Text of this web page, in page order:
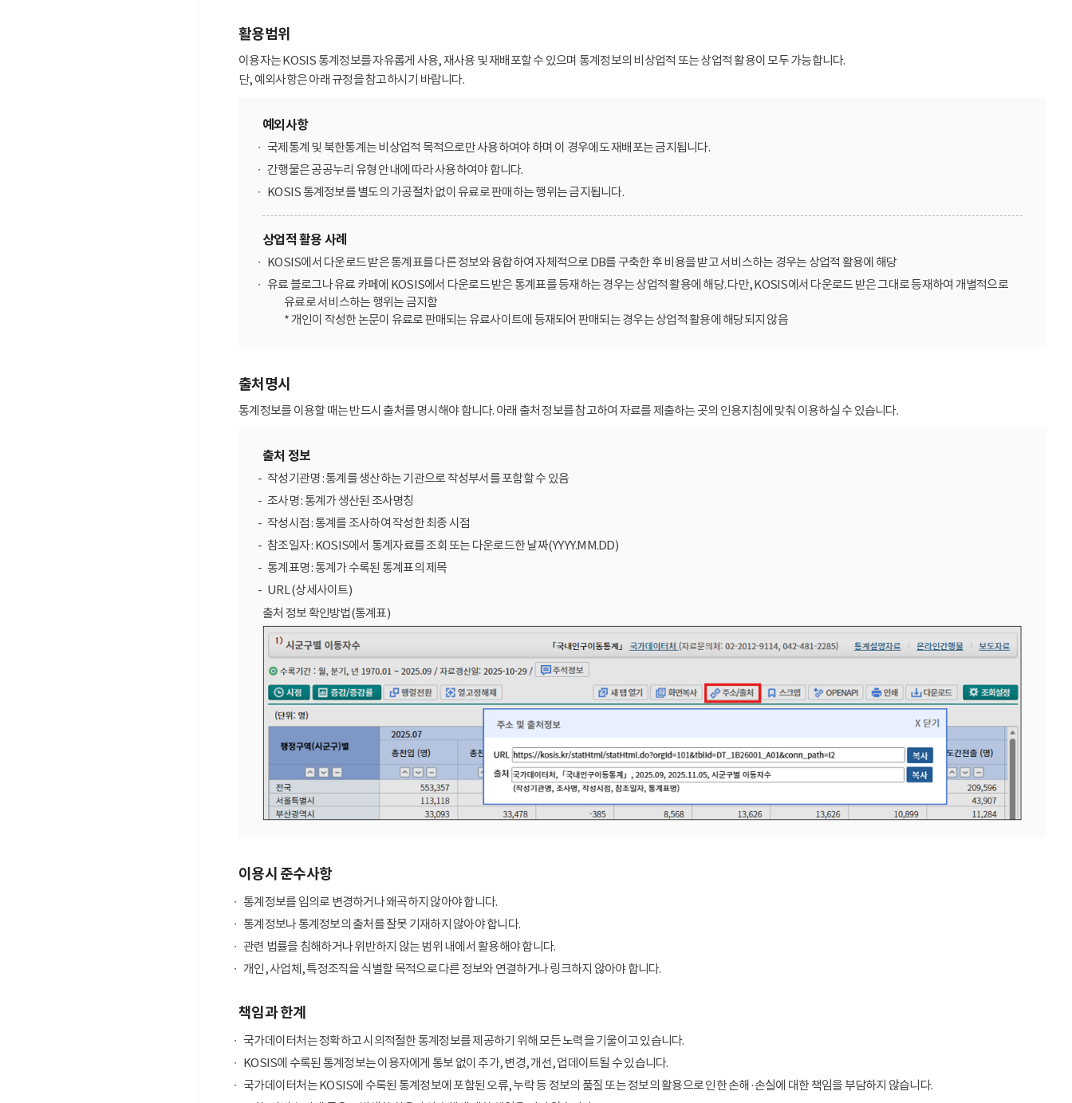
활용범위
이용자는 KOSIS 통계정보를 자유롭게 사용, 재사용 및 재배포할 수 있으며 통계정보의 비상업적 또는 상업적 활용이 모두 가능합니다.
단, 예외사항은 아래 규정을 참고하시기 바랍니다.
예외사항
국제통계 및 북한통계는 비상업적 목적으로만 사용하여야 하며 이 경우에도 재배포는 금지됩니다.
간행물은 공공누리 유형 안내에 따라 사용하여야 합니다.
KOSIS 통계정보를 별도의 가공절차 없이 유료로 판매하는 행위는 금지됩니다.
상업적 활용 사례
KOSIS에서 다운로드 받은 통계표를 다른 정보와 융합하여 자체적으로 DB를 구축한 후 비용을 받고 서비스하는 경우는 상업적 활용에 해당
유료 블로그나 유료 카페에 KOSIS에서 다운로드 받은 통계표를 등재하는 경우는 상업적 활용에 해당. 다만, KOSIS에서 다운로드 받은 그대로 등재하여 개별적으로
유료로 서비스하는 행위는 금지함
* 개인이 작성한 논문이 유료로 판매되는 유료사이트에 등재되어 판매되는 경우는 상업적 활용에 해당되지 않음
출처명시
통계정보를 이용할 때는 반드시 출처를 명시해야 합니다. 아래 출처 정보를 참고하여 자료를 제출하는 곳의 인용지침에 맞춰 이용하실 수 있습니다.
출처 정보
작성기관명 : 통계를 생산하는 기관으로 작성부서를 포함할 수 있음
조사명 : 통계가 생산된 조사명칭
작성시점 : 통계를 조사하여 작성한 최종 시점
참조일자 : KOSIS에서 통계자료를 조회 또는 다운로드한 날짜(YYYY.MM.DD)
통계표명 : 통계가 수록된 통계표의 제목
URL (상세사이트)
출처 정보 확인방법(통계표)
이용시 준수사항
통계정보를 임의로 변경하거나 왜곡하지 않아야 합니다.
통계정보나 통계정보의 출처를 잘못 기재하지 않아야 합니다.
관련 법률을 침해하거나 위반하지 않는 범위 내에서 활용해야 합니다.
개인, 사업체, 특정조직을 식별할 목적으로 다른 정보와 연결하거나 링크하지 않아야 합니다.
책임과 한계
국가데이터처는 정확하고 시의적절한 통계정보를 제공하기 위해 모든 노력을 기울이고 있습니다.
KOSIS에 수록된 통계정보는 이용자에게 통보 없이 추가, 변경, 개선, 업데이트될 수 있습니다.
국가데이터처는 KOSIS에 수록된 통계정보에 포함된 오류, 누락 등 정보의 품질 또는 정보의 활용으로 인한 손해·손실에 대한 책임을 부담하지 않습니다.